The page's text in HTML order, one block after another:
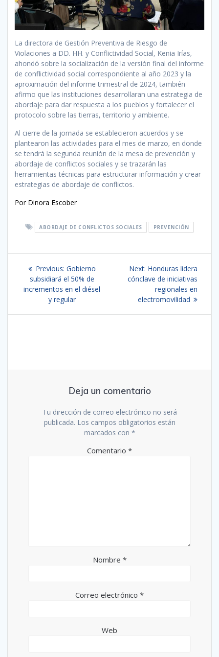
La directora de Gestión Preventiva de Riesgo de
Violaciones a DD. HH. y Conflictividad Social, Kenia Irías,
ahondó sobre la socialización de la versión final del informe
de conflictividad social correspondiente al año 2023 y la
aproximación del informe trimestral de 2024, también
afirmo que las instituciones desarrollaran una estrategia de
abordaje para dar respuesta a los pueblos y fortalecer el
protocolo sobre las tierras, territorio y ambiente.
Al cierre de la jornada se establecieron acuerdos y se
plantearon las actividades para el mes de marzo, en donde
se tendrá la segunda reunión de la mesa de prevención y
abordaje de conflictos sociales y se trazarán las
herramientas técnicas para estructurar información y crear
estrategias de abordaje de conflictos.
Por Dinora Escober
ABORDAJE DE CONFLICTOS SOCIALES PREVENCIÓN
Navegación
de
entradas
Previous: Previous
post:
Gobierno
subsidiará el 50% de
incrementos en el diésel
y regular
Next: Next
post:
Honduras lidera
cónclave de iniciativas
regionales en
electromovilidad
Deja un comentario
Tu dirección de correo electrónico no será
publicada. Los campos obligatorios están
marcados con *
Comentario *
Nombre *
Correo electrónico *
Web